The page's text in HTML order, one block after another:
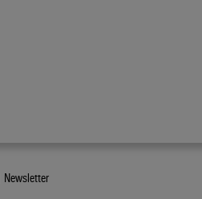
Newsletter